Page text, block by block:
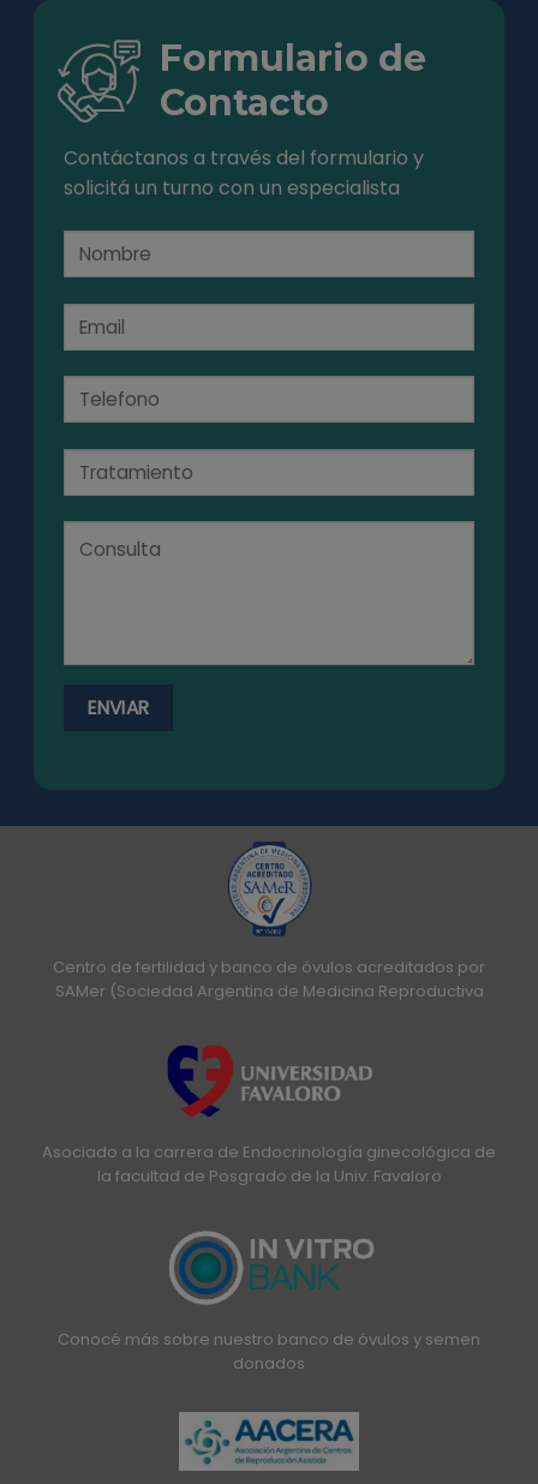
Formulario de
Contacto
Contáctanos a través del formulario y
solicitá un turno con un especialista
Centro de fertilidad y banco de óvulos acreditados por
SAMer (Sociedad Argentina de Medicina Reproductiva
Asociado a la carrera de Endocrinología ginecológica de
la facultad de Posgrado de la Univ. Favaloro
Conocé más sobre nuestro banco de óvulos y semen
donados